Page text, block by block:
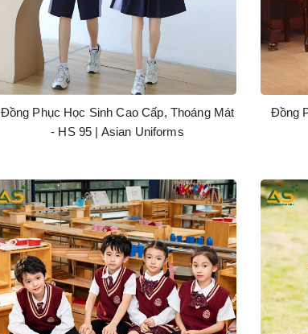
Đồng Phục Học Sinh Cao Cấp, Thoáng Mát
- HS 95 | Asian Uniforms
Đồng